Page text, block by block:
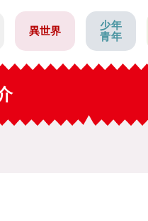
異世界
少年
青年